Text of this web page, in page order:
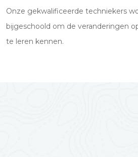
Onze gekwalificeerde techniekers
bijgeschoold om de veranderingen
te leren kennen.